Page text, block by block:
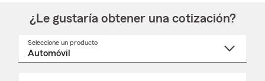
¿Le gustaría obtener una cotización?
Seleccione un producto